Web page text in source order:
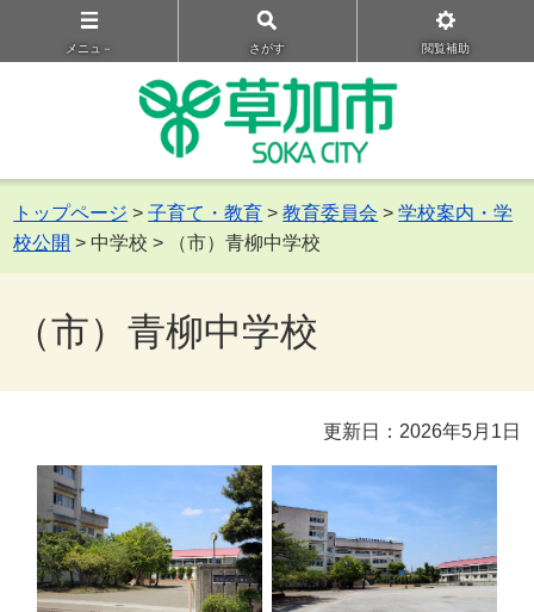
メニュ－ さがす 閲覧補助
トップページ >子育て・教育 >教育委員会 >学校案内・学
校公開 > 中学校 > （市）青柳中学校
（市）青柳中学校
更新日：2026年5月1日